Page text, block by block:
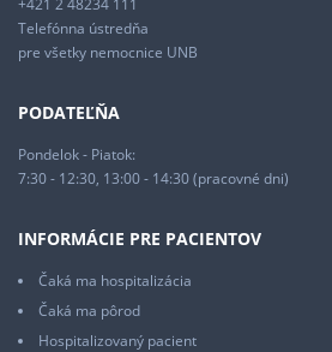
+421 2 48234 111
Telefónna ústredňa
pre všetky nemocnice UNB
PODATEĽŇA
Pondelok - Piatok:
7:30 - 12:30, 13:00 - 14:30 (pracovné dni)
INFORMÁCIE PRE PACIENTOV
Čaká ma hospitalizácia
Čaká ma pôrod
Hospitalizovaný pacient